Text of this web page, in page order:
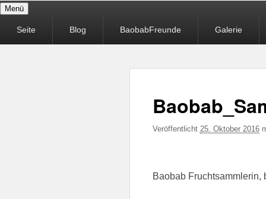
Menü
MenüSeite Blog BaobabFreunde Galerie
Veröffentlicht 25. Oktober 2016
Baobab Fruchtsammlerin,